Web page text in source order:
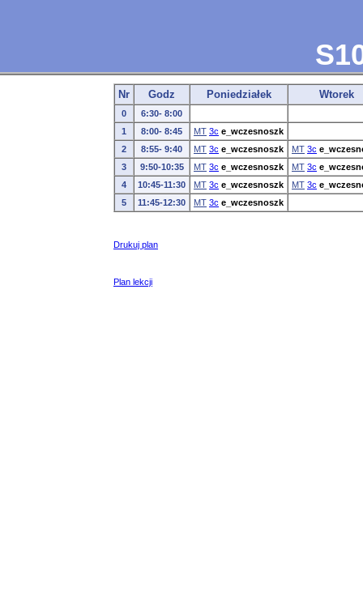
Nr Godz Poniedziałek Wtorek
0
6:30- 8:00
1
8:00- 8:45 MT 3c e_wczesnoszk
2
8:55- 9:40 MT 3c e_wczesnoszk MT 3c
3
9:50-10:35 MT 3c e_wczesnoszk MT 3c
4
10:45-11:30 MT 3c e_wczesnoszk MT 3c
5
11:45-12:30 MT 3c e_wczesnoszk
Drukuj plan
Plan lekcji